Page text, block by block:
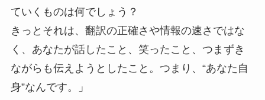
ていくものは何でしょう？
きっとそれは、翻訳の正確さや情報の速さではな
く、あなたが話したこと、笑ったこと、つまずき
ながらも伝えようとしたこと。つまり、“あなた自
身”なんです。」